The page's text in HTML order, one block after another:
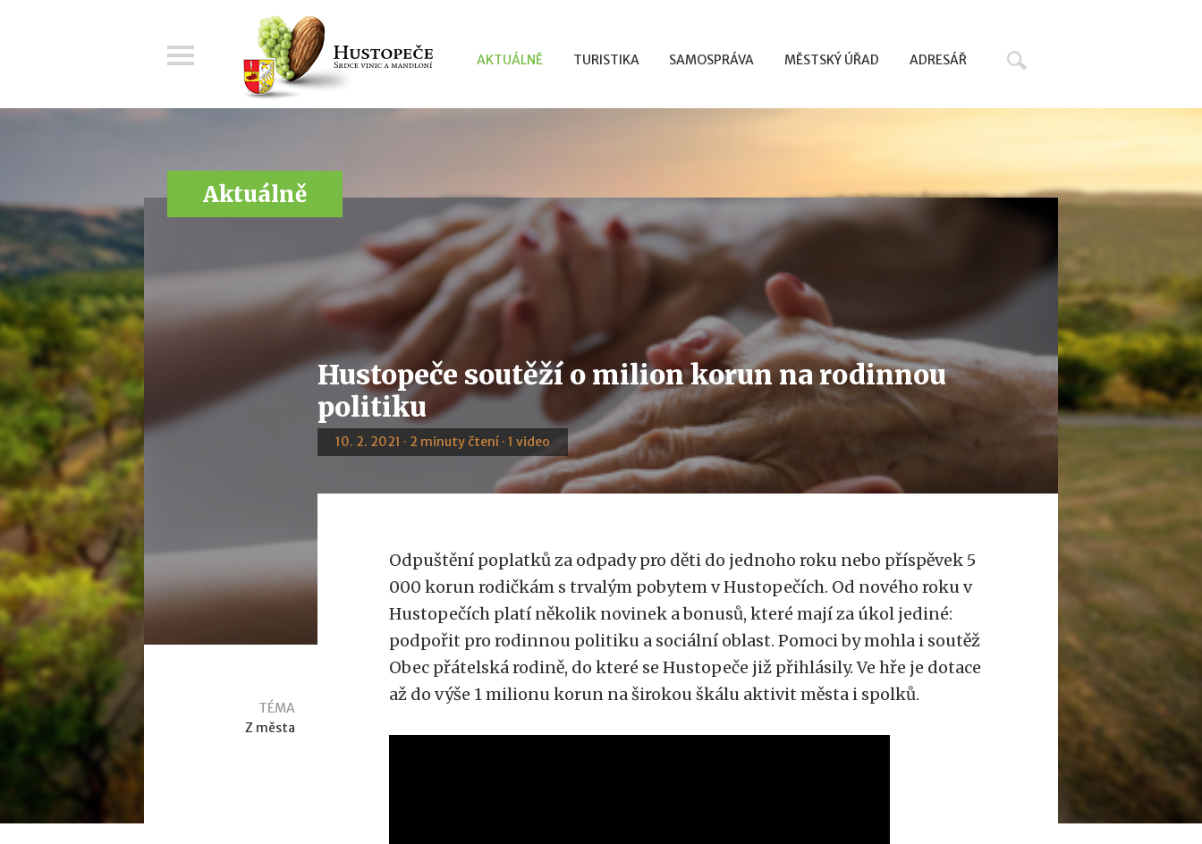
AKTUÁLNĚ TURISTIKA SAMOSPRÁVA MĚSTSKÝ ÚŘAD ADRESÁŘ
Aktuálně
Hustopeče soutěží o milion korun na rodinnou
politiku
10. 2. 2021 · 2 minuty čtení · 1 video
TÉMA
Z města
Odpuštění poplatků za odpady pro děti do jednoho roku nebo příspěvek 5
000 korun rodičkám s trvalým pobytem v Hustopečích. Od nového roku v
Hustopečích platí několik novinek a bonusů, které mají za úkol jediné:
podpořit pro rodinnou politiku a sociální oblast. Pomoci by mohla i soutěž
Obec přátelská rodině, do které se Hustopeče již přihlásily. Ve hře je dotace
až do výše 1 milionu korun na širokou škálu aktivit města i spolků.